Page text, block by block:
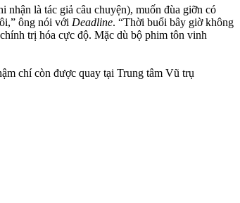
là tác giả câu chuyện), muốn đùa giỡn có
ông nói với Deadline. “Thời buổi bây giờ không
trị hóa cực độ. Mặc dù bộ phim tôn vinh
chí còn được quay tại Trung tâm Vũ trụ